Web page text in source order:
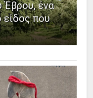
Έβρου, ένα
είδος που